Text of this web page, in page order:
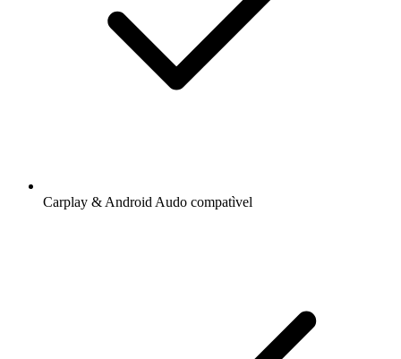
Carplay & Android Audo compatìvel